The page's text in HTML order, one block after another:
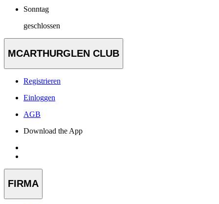
Sonntag
geschlossen
MCARTHURGLEN CLUB
Registrieren
Einloggen
AGB
Download the App
FIRMA